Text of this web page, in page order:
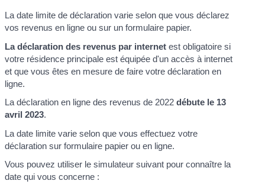
La date limite de déclaration varie selon que vous déclarez
vos revenus en ligne ou sur un formulaire papier.
La déclaration des revenus par internet est obligatoire si
votre résidence principale est équipée d'un accès à internet
et que vous êtes en mesure de faire votre déclaration en
ligne.
La déclaration en ligne des revenus de 2022débute le 13
avril 2023.
La date limite varie selon que vous effectuez votre
déclaration sur formulaire papier ou en ligne.
Vous pouvez utiliser le simulateur suivant pour connaître la
date qui vous concerne :